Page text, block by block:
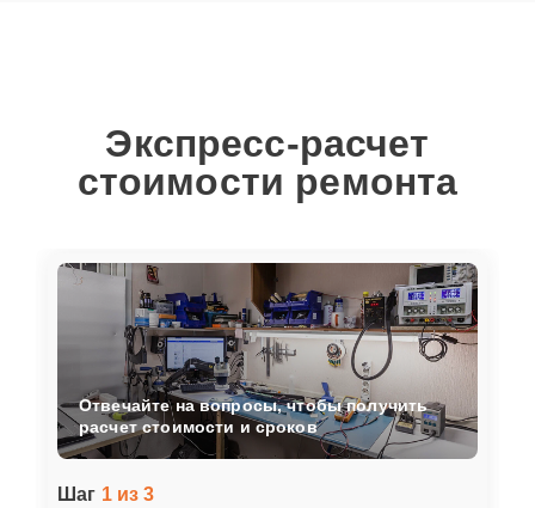
Экспресс-расчет
стоимости ремонта
Шаг 1 из 3
Отвечайте на вопросы, чтобы получить
расчет стоимости и сроков